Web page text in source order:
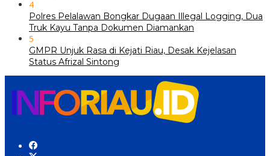
4
Polres Pelalawan Bongkar Dugaan Illegal Logging, Dua
Truk Kayu Tanpa Dokumen Diamankan
5
GMPR Unjuk Rasa di Kejati Riau, Desak Kejelasan
Status Afrizal Sintong